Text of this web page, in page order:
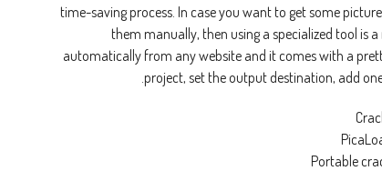
time-saving process. In case you want to get some
them manually, then using a specialized tool is
automatically from any website and it comes with a
project, set the output destination, add
Portable